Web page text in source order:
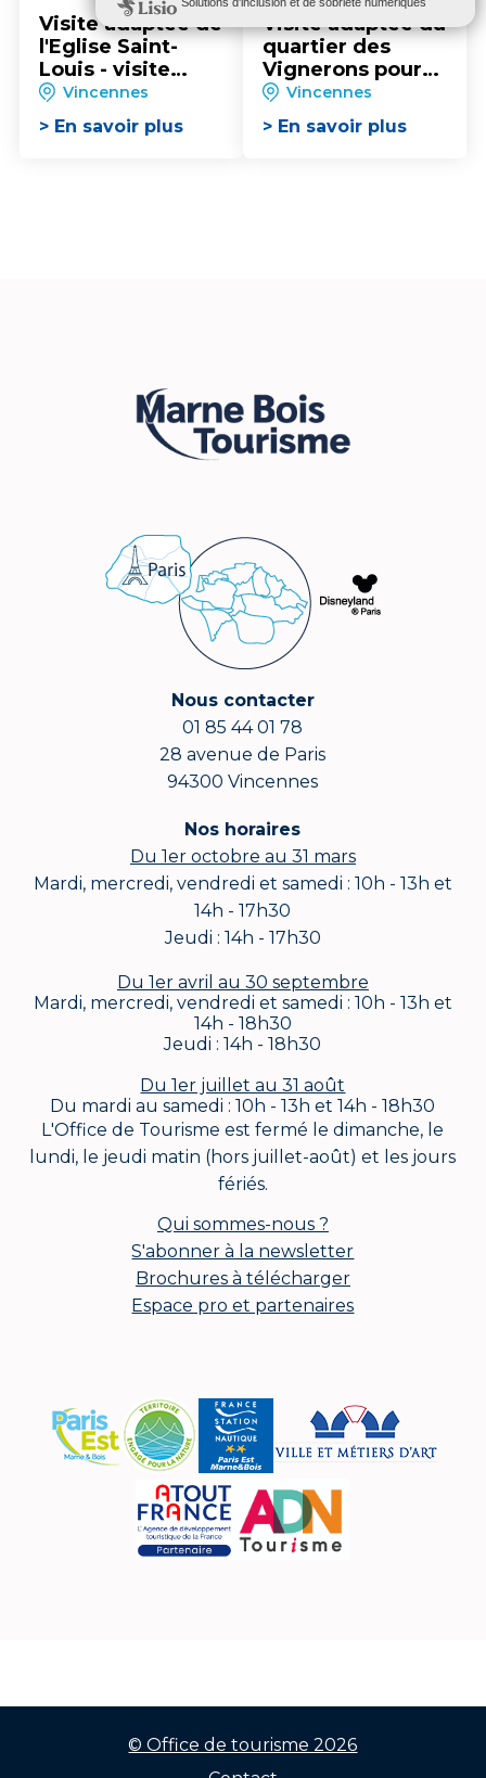
Visite adaptée de
l'Eglise Saint-
Louis - visite
guidée pour les
groupes
Vincennes
> En savoir plus
Visite adaptée du
quartier des
Vignerons pour
les groupes
Vincennes
> En savoir plus
Nous contacter
01 85 44 01 78
28 avenue de Paris
94300 Vincennes
Nos horaires
Du 1er octobre au 31 mars
Mardi, mercredi, vendredi et samedi : 10h - 13h et
14h - 17h30
Jeudi : 14h - 17h30
Du 1er avril au 30 septembre
Mardi, mercredi, vendredi et samedi : 10h - 13h et
14h - 18h30
Jeudi : 14h - 18h30
Du 1er juillet au 31 août
Du mardi au samedi : 10h - 13h et 14h - 18h30
L'Office de Tourisme est fermé le dimanche, le
lundi, le jeudi matin (hors juillet-août) et les jours
fériés.
Qui sommes-nous ?
S'abonner à la newsletter
Brochures à télécharger
Espace pro et partenaires
© Office de tourisme 2026